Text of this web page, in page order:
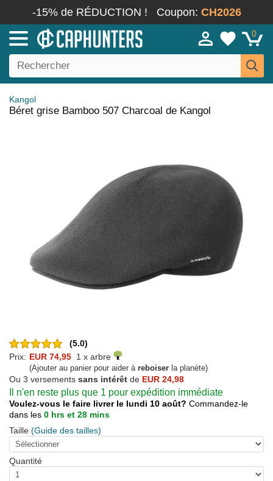
-15% de RÉDUCTION ! Coupon: CH2026
0
Kangol
Béret grise Bamboo 507 Charcoal de Kangol
(5.0)
Prix: EUR 74,95 1 x arbre
(Ajouter au panier pour aider à reboiser la planète)
Ou 3 versements sans intérêt de EUR 24,98
Il n'en reste plus que 1 pour expédition immédiate
Voulez-vous le faire livrer le lundi 10 août? Commandez-le
dans les 0 hrs et 28 mins
Taille (Guide des tailles)
Quantité